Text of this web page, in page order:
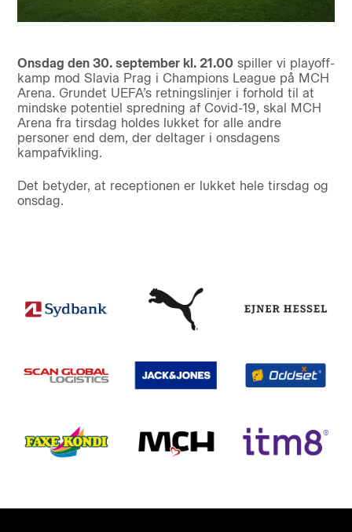
Onsdag den 30. september kl. 21.00spiller vi playoff-
kamp mod Slavia Prag i Champions League på MCH
Arena. Grundet UEFA’s retningslinjer i forhold til at
mindske potentiel spredning af Covid-19, skal MCH
Arena fra tirsdag holdes lukket for alle andre
personer end dem, der deltager i onsdagens
kampafvikling.
Det betyder, at receptionen er lukket hele tirsdag og
onsdag.